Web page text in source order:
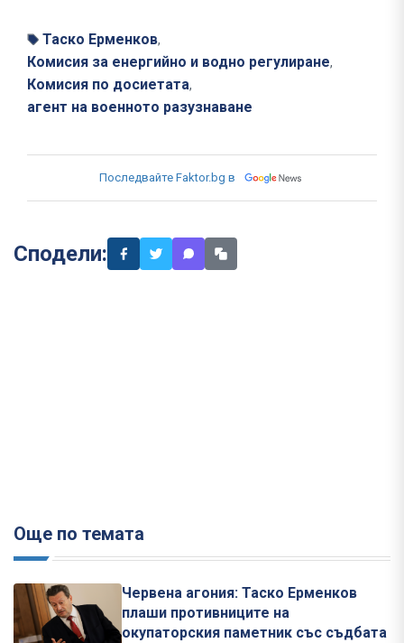
Таско Ерменков,
Комисия за енергийно и водно регулиране,
Комисия по досиетата,
агент на военното разузнаване
Последвайте Faktor.bg в
Сподели:
Още по темата
Червена агония: Таско Ерменков
плаши противниците на
окупаторския паметник със съдбата